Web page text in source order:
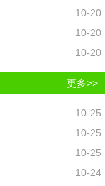
10-20
10-20
10-20
更多>>
10-25
10-25
10-25
10-24